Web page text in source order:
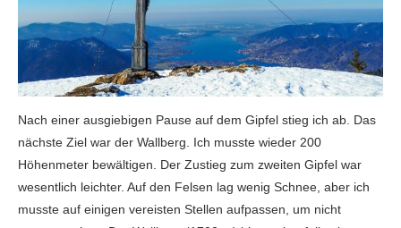
Nach einer ausgiebigen Pause auf dem Gipfel stieg ich ab. Das
nächste Ziel war der Wallberg. Ich musste wieder 200
Höhenmeter bewältigen. Der Zustieg zum zweiten Gipfel war
wesentlich leichter. Auf den Felsen lag wenig Schnee, aber ich
musste auf einigen vereisten Stellen aufpassen, um nicht